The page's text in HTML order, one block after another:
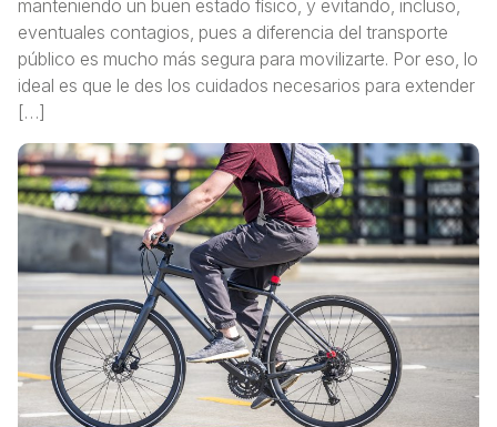
manteniendo un buen estado físico, y evitando, incluso,
eventuales contagios, pues a diferencia del transporte
público es mucho más segura para movilizarte. Por eso, lo
ideal es que le des los cuidados necesarios para extender
[…]